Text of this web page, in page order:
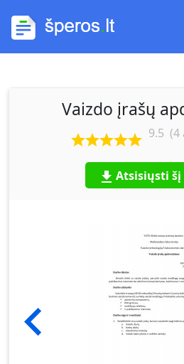
Vaizdo įrašų
9.5 (4
Atsisiųsti šį